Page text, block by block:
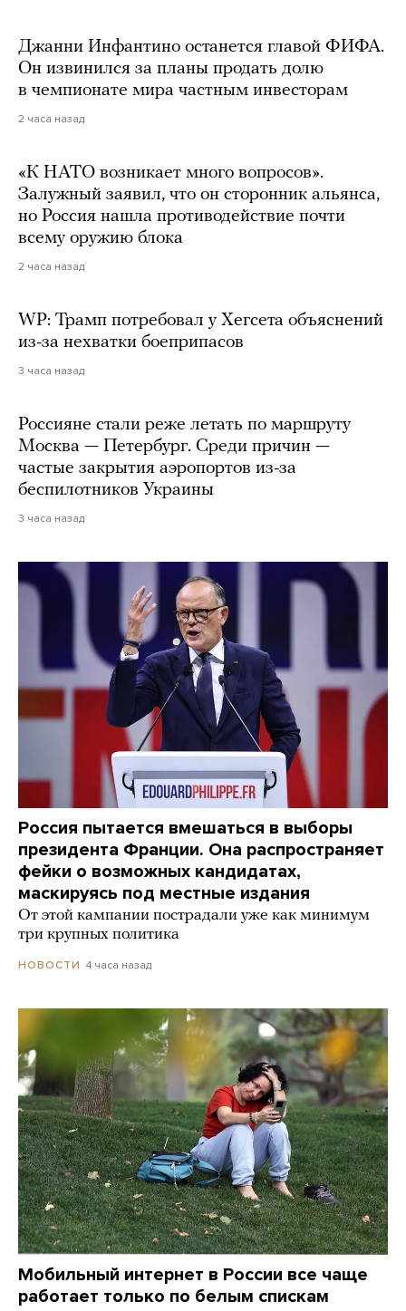
Джанни Инфантино останется главой ФИФА.
Он извинился за планы продать долю
в чемпионате мира частным инвесторам
2 часа назад
«К НАТО возникает много вопросов».
Залужный заявил, что он сторонник альянса,
но Россия нашла противодействие почти
всему оружию блока
2 часа назад
WP: Трамп потребовал у Хегсета объяснений
из-за нехватки боеприпасов
3 часа назад
Россияне стали реже летать по маршруту
Москва — Петербург. Среди причин —
частые закрытия аэропортов из-за
беспилотников Украины
3 часа назад
Россия пытается вмешаться в выборы
президента Франции. Она распространяет
фейки о возможных кандидатах,
маскируясь под местные издания
От этой кампании пострадали уже как минимум
три крупных политика
НОВОСТИ 4 часа назад
Мобильный интернет в России все чаще
работает только по белым спискам